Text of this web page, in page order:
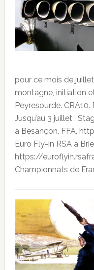
pour ce mois de
montagne, initiation
Peyresourde.
Jusqu’au 3 juillet :
à Besançon. FFA.
Euro Fly-in RSA à
https://
Championnats de